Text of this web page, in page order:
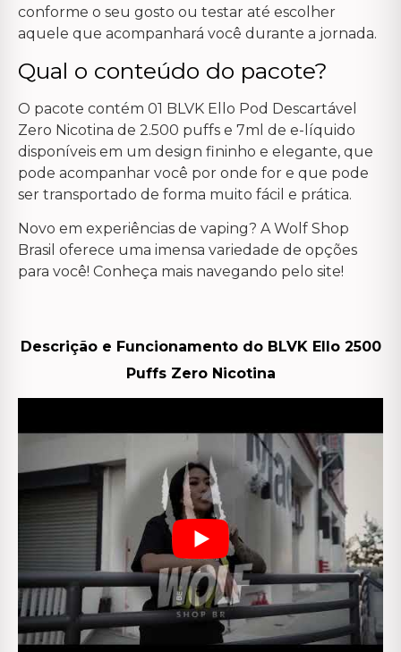
conforme o seu gosto ou testar até escolher
aquele que acompanhará você durante a jornada.
Qual o conteúdo do pacote?
O pacote contém 01 BLVK Ello Pod Descartável
Zero Nicotina de 2.500 puffs e 7ml de e-líquido
disponíveis em um design fininho e elegante, que
pode acompanhar você por onde for e que pode
ser transportado de forma muito fácil e prática.
Novo em experiências de vaping? A Wolf Shop
Brasil oferece uma imensa variedade de opções
para você! Conheça mais navegando pelo site!
Descrição e Funcionamento do BLVK Ello 2500
Puffs Zero Nicotina